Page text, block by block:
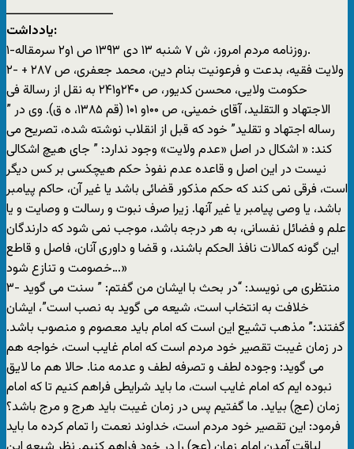
ـــــــــــــــــــــــــــ
يادداشت:
۱-روزنامه مردم امروز، ش ۷ شنبه ۱۳ دی ۱۳۹۳ ص ۱و۲ سرمقاله.
۲- ولايت فقيه، بدعت و فرعونيت بنام دين، محمد جعفری، ص ۲۸۷ +
حکومت ولايی، محسن کديور، ص ۲۴۰و۲۴۱ به نقل از رسالة فی
الاجتهاد و التقليد، آقای خمينی، ص ۱۰۰و ۱۰۱ (قم ۱۳۸۵، ه ق). وی در ”
رساله اجتهاد و تقليد” خود که قبل از انقلاب نوشته شده، تصريح می
کند: « اشکال در اصل «عدم ولايت» وجود ندارد: ” جای هيچ اشکالی
نيست در اين اصل و قاعده عدم نفوذ حکم هيچکسی بر کس ديگر
است، فرقی نمی کند که حکم مذکور قضائی باشد يا غير آن، حاکم پيامبر
باشد، يا وصی پيامبر يا غير آنها. زيرا صرف نبوت و رسالت و وصايت و يا
علم و فضائل نفسانی، به هر درجه باشد، موجب نمی شود که دارندگان
اين گونه کمالات نافذ الحکم باشند، و قضا و داوری آنان، فاصل و قاطع
خصومت و تنازع شود…»
۳- منتظری می نويسد: “در بحث با ايشان من گفتم: ” سنت می گويد
خلافت به انتخاب است، شيعه می گويد به نصب است”، ايشان
گفتند:” مذهب تشيع اين است که امام بايد معصوم و منصوب باشد.
در زمان غيبت تقصير خود مردم است که امام غايب است، خواجه هم
می گويد: وجوده لطف و تصرفه لطف و عدمه منا. حالا هم ما لايق
نبوده ايم که امام غايب است، ما بايد شرايطی فراهم کنيم تا که امام
زمان (عج) بيايد. ما گفتيم پس در زمان غيبت بايد هرج و مرج باشد؟
فرمود: اين تقصير خود مردم است، خداوند نعمت را تمام کرده ما بايد